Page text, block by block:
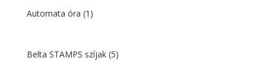
Automata óra (1)
Belta STAMPS szíjak (5)